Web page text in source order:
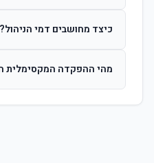
החברות. הוותק ממשיך להיספר
כיצד מחושבים דמי הניהול?
ומתן על שיעורם בעת הצטרפות.
מהי ההפקדה המקסימלית